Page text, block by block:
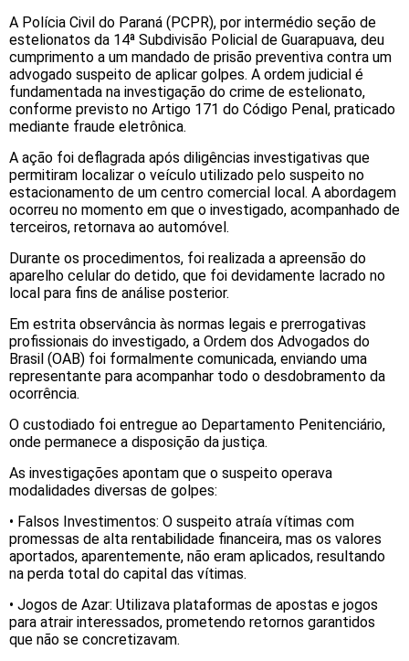
A Polícia Civil do Paraná (PCPR), por intermédio seção de
estelionatos da 14ª Subdivisão Policial de Guarapuava, deu
cumprimento a um mandado de prisão preventiva contra um
advogado suspeito de aplicar golpes. A ordem judicial é
fundamentada na investigação do crime de estelionato,
conforme previsto no Artigo 171 do Código Penal, praticado
mediante fraude eletrônica.
A ação foi deflagrada após diligências investigativas que
permitiram localizar o veículo utilizado pelo suspeito no
estacionamento de um centro comercial local. A abordagem
ocorreu no momento em que o investigado, acompanhado de
terceiros, retornava ao automóvel.
Durante os procedimentos, foi realizada a apreensão do
aparelho celular do detido, que foi devidamente lacrado no
local para fins de análise posterior.
Em estrita observância às normas legais e prerrogativas
profissionais do investigado, a Ordem dos Advogados do
Brasil (OAB) foi formalmente comunicada, enviando uma
representante para acompanhar todo o desdobramento da
ocorrência.
O custodiado foi entregue ao Departamento Penitenciário,
onde permanece a disposição da justiça.
As investigações apontam que o suspeito operava
modalidades diversas de golpes:
• Falsos Investimentos: O suspeito atraía vítimas com
promessas de alta rentabilidade financeira, mas os valores
aportados, aparentemente, não eram aplicados, resultando
na perda total do capital das vítimas.
• Jogos de Azar: Utilizava plataformas de apostas e jogos
para atrair interessados, prometendo retornos garantidos
que não se concretizavam.